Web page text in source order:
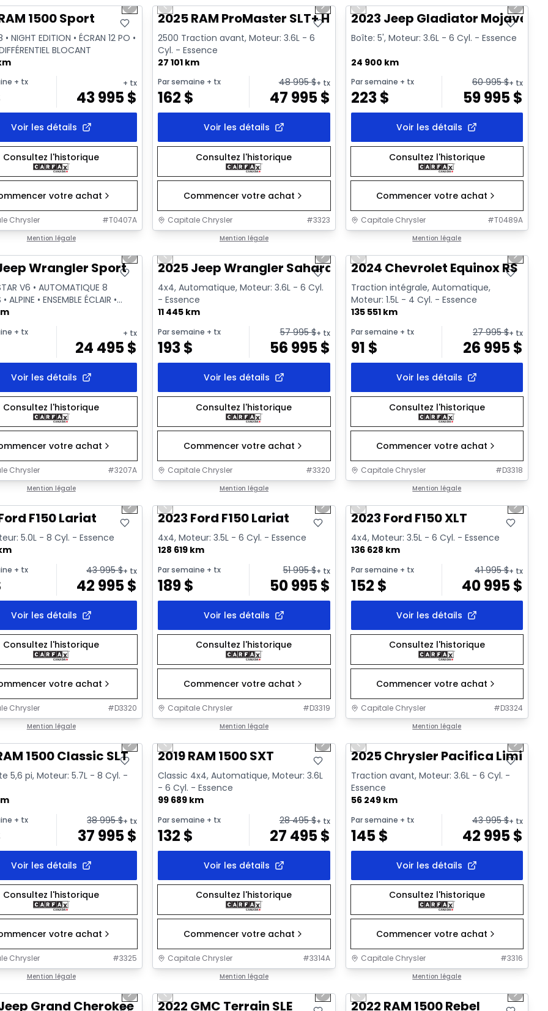
slide Next slide
1500 Sport
• NIGHT EDITION • ÉCRAN 12 PO •
BLOCANT
+ tx + tx
43 995$
Voir les détails
Consultez l'historique
votre achat
Chrysler #T0407A
Mention légale
Vidéo disponible
Previous slide Next slide
2025 RAM ProMaster SLT+ HR
2500 Traction avant, Moteur: 3.6L - 6
Cyl. - Essence
27 101 km
Par semaine + tx
162 $
48 995$+ tx
47 995$
Voir les détails
Consultez l'historique
Commencer votre achat
Capitale Chrysler #3323
Mention légale
Vidéo disponible
Previous slide Next
2023 Jeep Gladiator Mojave
Boîte: 5', Moteur: 3.6L - 6 Cyl. - Essence
24 900 km
Par semaine + tx
223$
60 995$+ tx
59 995$
Voir les détails
Consultez l'historique
Commencer votre achat
Capitale Chrysler #T0489A
Mention légale
offre
slide Next slide
Wrangler Sport
V6 • AUTOMATIQUE 8
ALPINE • ENSEMBLE ÉCLAIR •
+ tx + tx
24 495$
Voir les détails
Consultez l'historique
votre achat
Chrysler #3207A
Mention légale
Très bonne offre
Previous slide Next slide
2025 Jeep Wrangler Sahara
4x4, Automatique, Moteur: 3.6L - 6 Cyl.
- Essence
11 445 km
Par semaine + tx
193$
57 995$+ tx
56 995$
Voir les détails
Consultez l'historique
Commencer votre achat
Capitale Chrysler #3320
Mention légale
Vidéo disponible
Très bonne offre
Previous slide Next
2024 Chevrolet Equinox RS
Traction intégrale, Automatique,
Moteur: 1.5L - 4 Cyl. - Essence
135 551 km
Par semaine + tx
91 $
27 995$+ tx
26 995$
Voir les détails
Consultez l'historique
Commencer votre achat
Capitale Chrysler #D3318
Mention légale
offre
slide Next slide
F150 Lariat
5.0L - 8 Cyl. - Essence
+ tx 43 995$+ tx
42 995$
Voir les détails
Consultez l'historique
votre achat
Chrysler #D3320
Mention légale
Très bonne offre
Previous slide Next slide
2023 Ford F150 Lariat
4x4, Moteur: 3.5L - 6 Cyl. - Essence
128 619 km
Par semaine + tx
189$
51 995$+ tx
50 995$
Voir les détails
Consultez l'historique
Commencer votre achat
Capitale Chrysler #D3319
Mention légale
Très bonne offre
Previous slide Next
2023 Ford F150 XLT
4x4, Moteur: 3.5L - 6 Cyl. - Essence
136 628 km
Par semaine + tx
152 $
41 995$+ tx
40 995$
Voir les détails
Consultez l'historique
Commencer votre achat
Capitale Chrysler #D3324
Mention légale
offre
slide Next slide
1500 Classic SLT
5,6 pi, Moteur: 5.7L - 8 Cyl. -
+ tx 38 995$+ tx
37 995$
Voir les détails
Consultez l'historique
votre achat
Chrysler #3325
Mention légale
Vidéo disponible
Très bonne offre
Previous slide Next slide
2019 RAM 1500 SXT
Classic 4x4, Automatique, Moteur: 3.6L
- 6 Cyl. - Essence
99 689 km
Par semaine + tx
132 $
28 495$+ tx
27 495$
Voir les détails
Consultez l'historique
Commencer votre achat
Capitale Chrysler #3314A
Mention légale
Vidéo disponible
Très bonne offre
Previous slide Next
2025 Chrysler Pacifica Limited
Traction avant, Moteur: 3.6L - 6 Cyl. -
Essence
56 249 km
Par semaine + tx
145$
43 995$+ tx
42 995$
Voir les détails
Consultez l'historique
Commencer votre achat
Capitale Chrysler #3316
Mention légale
offre
slide Next slide
Grand Cherokee Overland
Vidéo disponible
Très bonne offre
Previous slide Next slide
2022 GMC Terrain SLE Vidéo disponible
Très bonne offre
Previous slide Next
2022 RAM 1500 Rebel